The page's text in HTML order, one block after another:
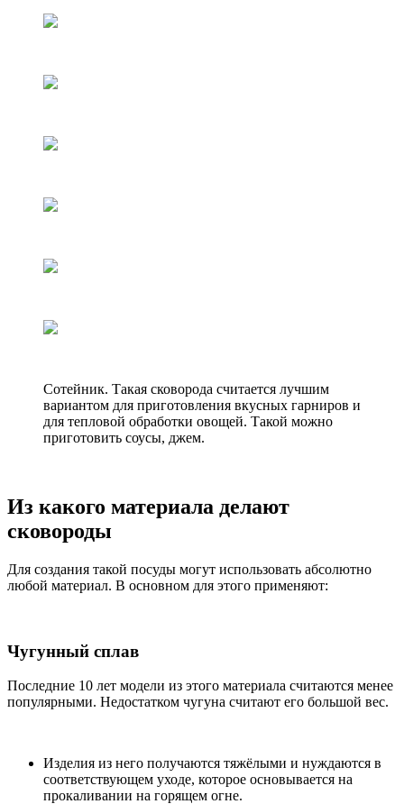
Сотейник. Такая сковорода считается лучшим
вариантом для приготовления вкусных гарниров и
для тепловой обработки овощей. Такой можно
приготовить соусы, джем.
Из какого материала делают
сковороды
Для создания такой посуды могут использовать абсолютно
любой материал. В основном для этого применяют:
Чугунный сплав
Последние 10 лет модели из этого материала считаются менее
популярными. Недостатком чугуна считают его большой вес.
Изделия из него получаются тяжёлыми и нуждаются в
соответствующем уходе, которое основывается на
прокаливании на горящем огне.